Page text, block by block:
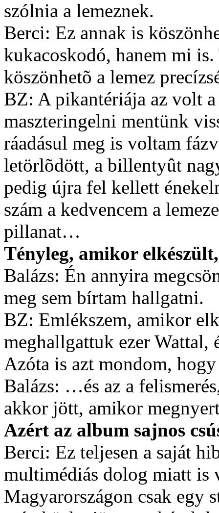
szólnia a lemeznek.
Berci: Ez annak is
kukacoskodó, hanem mi
köszönhetõ a lemez
BZ: A pikantériája az volt
maszteringelni mentünk
ráadásul meg is voltam
letörlõdött, a billentyût
pedig újra fel kellett
szám a kedvencem a
pillanat…
Tényleg, amikor
Balázs: Én annyira
meg sem bírtam hallgatni.
BZ: Emlékszem, amikor
meghallgattuk ezer
Azóta is azt mondom,
Balázs: …és az a
akkor jött, amikor
Azért az album sajnos
Berci: Ez teljesen a saját
multimédiás dolog miatt is
Magyarországon csak egy